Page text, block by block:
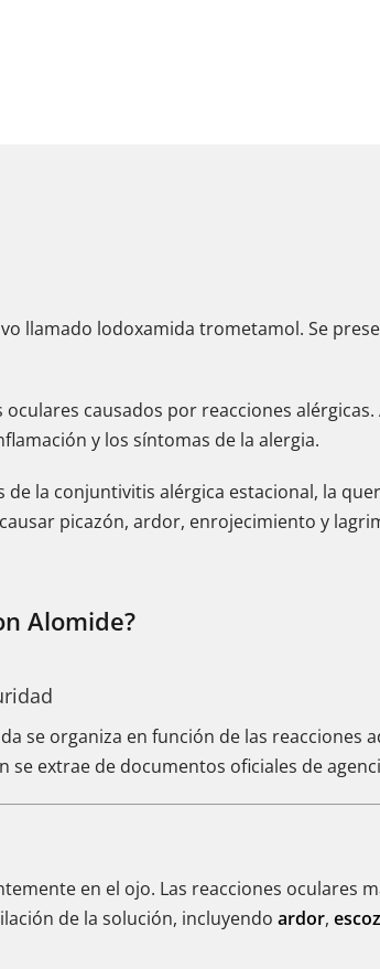
llamado lodoxamida trometamol. Se
causados por reacciones
y los síntomas de la alergia.
la conjuntivitis alérgica estacional, la
picazón, ardor, enrojecimiento y
Alomide?
se organiza en función de las reacciones
extrae de documentos oficiales de
en el ojo. Las reacciones oculares
de la solución, incluyendo ardor,